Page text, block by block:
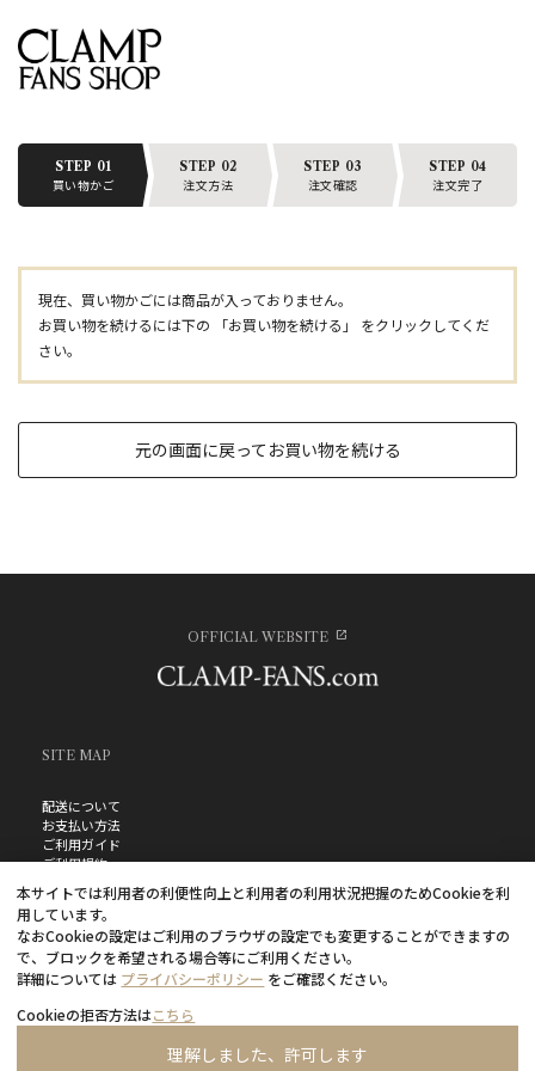
STEP 01
買い物かご
STEP 02
注文方法
STEP 03
注文確認
STEP 04
注文完了
現在、買い物かごには商品が入っておりません。
お買い物を続けるには下の 「お買い物を続ける」 をクリックしてくだ
さい。
元の画面に戻ってお買い物を続ける
OFFICIAL WEBSITE
SITE MAP
配送について
お支払い方法
ご利用ガイド
ご利用規約
プライバシーポリシー
よくあるご質問
特定商取引法に基づく表記
©CLAMP・ShigatsuTsuitachi CO.,LTD.
本サイトでは利用者の利便性向上と利用者の利用状況把握のためCookieを利
用しています。
なおCookieの設定はご利用のブラウザの設定でも変更することができますの
で、ブロックを希望される場合等にご利用ください。
詳細については プライバシーポリシー をご確認ください。
Cookieの拒否方法はこちら
理解しました、許可します